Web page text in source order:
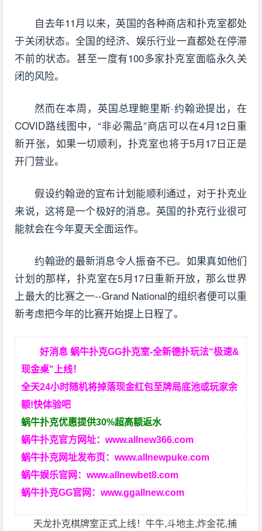
自去年11月以来，英国的各种商店和扑克室都处
于关闭状态。全国的经济、娱乐行业一直都处在停滞
不前的状态。甚至一度有100多家扑克室面临永久关
闭的风险。
然而在本周，英国总理鲍里斯·约翰逊提出，在
COVID路线图中，“非必需品”商店可以在4月12日重
新开张，如果一切顺利，扑克室也将于5月17日正是
开门营业。
假设约翰逊的宣布计划能顺利通过，对于扑克业
来说，这将是一个极好的消息。英国的扑克行业很可
能就会在今年夏天全面运作。
约翰逊的最新消息令人振奋不已。如果真如他们
计划的那样，扑克室在5月17日重新开放，那么世界
上最大的比赛之一--Grand National的组织者便可以重
新考虑把今年的比赛开始提上日程了。
好消息 蜗牛扑克GG扑克室-全新德扑玩法“极速&
现金桌"上线！
全天24小时随机将掉落现金红包至牌局底池或玩家余
额!快体验吧
蜗牛扑克优惠提供30%超高额返水
蜗牛扑克官方网址：www.allnew366.com
蜗牛扑克网址发布页：www.allnewpuke.com
蜗牛娱乐官网：www.allnewbet8.com
蜗牛扑克GG官网：www.ggallnew.com
天龙扑克棋牌室正式上线！牛牛,斗地主,炸金花,捕